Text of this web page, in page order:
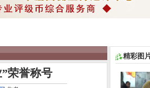
荣誉称号
精彩图